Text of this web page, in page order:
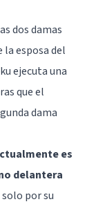
dos damas
esposa del
ejecuta una
que el
dama
es
delantera
por su